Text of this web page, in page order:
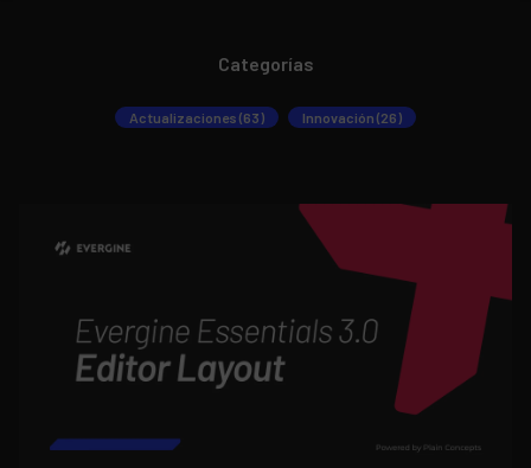
Categorías
Actualizaciones (63) Innovación (26)